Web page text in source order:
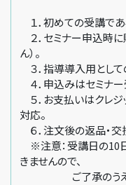
１．初めての受講であ
２．セミナー申込時
ん）。
３．指導導入用とし
４．申込みはセミナ
５．お支払いはクレ
対応。
６．注文後の返品・
※注意：受講日の10
きませんので、
ご了承のうえお